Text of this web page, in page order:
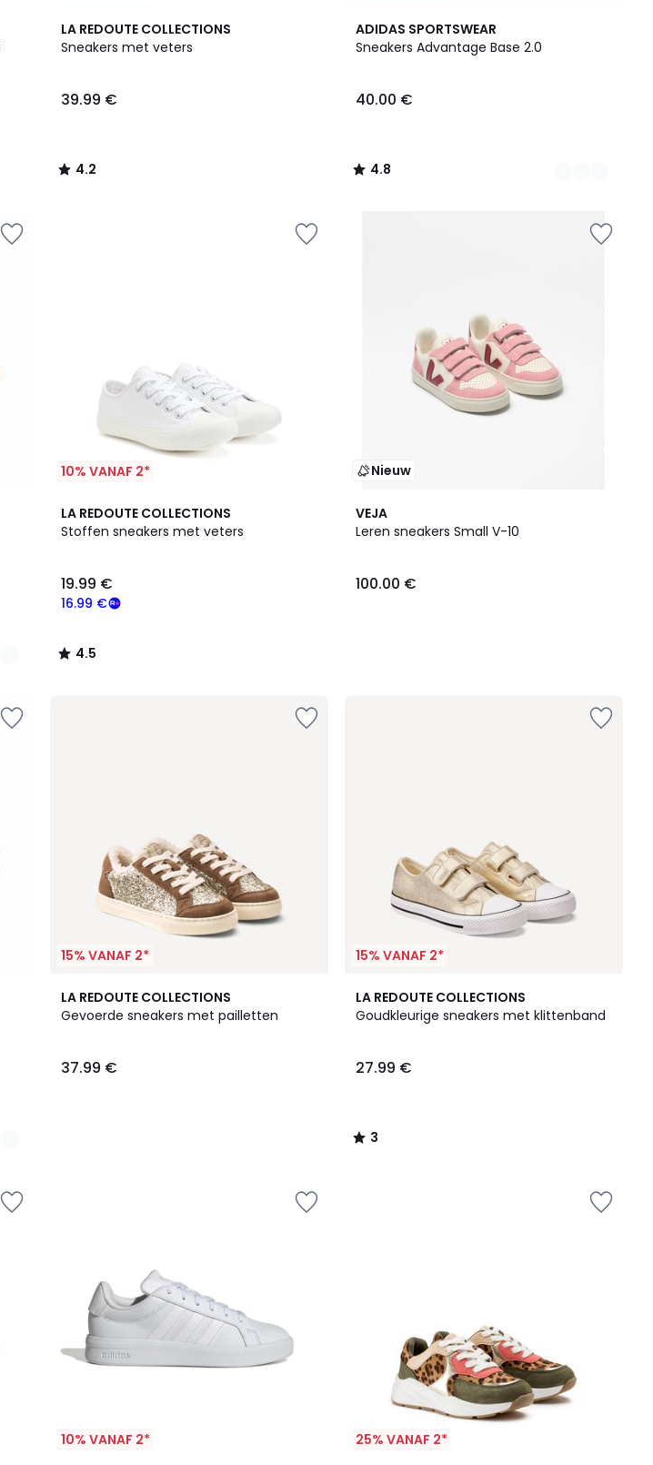
LA REDOUTE COLLECTIONS
Sneakers met veters
39.99 €
4.2
/ 5
4.2
/
ADIDAS SPORTSWEAR
Sneakers Advantage Base 2.0
40.00 €
4.8
/ 5
3
Kleuren
4.8
/
10% VANAF 2*
LA REDOUTE COLLECTIONS
Stoffen sneakers met veters
16.99 €
19.99 €
4.5
/ 5
4.5
/
Nieuw
VEJA
Leren sneakers Small V-10
100.00 €
15% VANAF 2*
LA REDOUTE COLLECTIONS
Gevoerde sneakers met pailletten
37.99 €
15% VANAF 2*
LA REDOUTE COLLECTIONS
Goudkleurige sneakers met klittenband
27.99 €
3
/
3
/
10% VANAF 2* 25% VANAF 2*